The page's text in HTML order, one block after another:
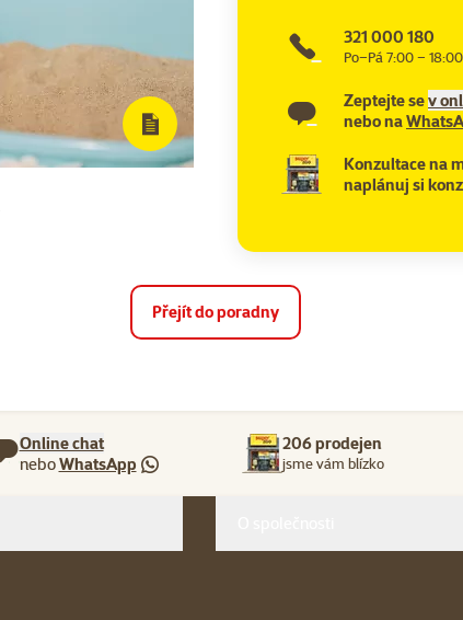
321 000 180
Po–Pá 7:00 – 18:00
Zeptejte sev
nebo na
Konzultace na
naplánuj si
Přejít do poradny
Online chat
neboWhatsApp
206 prodejen
jsme vám blízko